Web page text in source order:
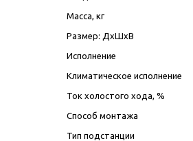
Масса, кг
Размер: ДхШхВ
Исполнение
Климатическое исполнение
Ток холостого хода, %
Способ монтажа
Тип подстанции